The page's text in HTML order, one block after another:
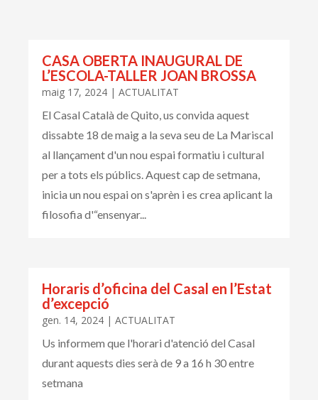
CASA OBERTA INAUGURAL DE
L’ESCOLA-TALLER JOAN BROSSA
maig 17, 2024 | ACTUALITAT
El Casal Català de Quito, us convida aquest
dissabte 18 de maig a la seva seu de La Mariscal
al llançament d'un nou espai formatiu i cultural
per a tots els públics. Aquest cap de setmana,
inicia un nou espai on s'aprèn i es crea aplicant la
filosofia d'“ensenyar...
Horaris d’oficina del Casal en l’Estat
d’excepció
gen. 14, 2024 | ACTUALITAT
Us informem que l'horari d'atenció del Casal
durant aquests dies serà de 9 a 16 h 30 entre
setmana